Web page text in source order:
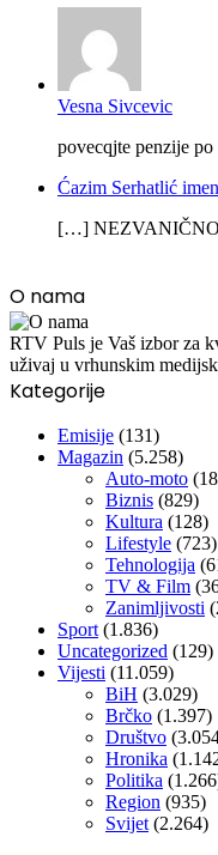
Vesna Sivcevic
povecqjte penzije
Ćazim Serhatlić
[…] NEZVANIČNO:
O nama
RTV Puls je Vaš izbor za
uživaj u vrhunskim
Kategorije
Emisije (131)
Magazin (5.258)
Auto-moto
Biznis (829)
Kultura (128)
Lifestyle (723)
Tehnologija
TV & Film
Zanimljivosti
Sport (1.836)
Uncategorized (129)
Vijesti (11.059)
BiH (3.029)
Brčko (1.397)
Društvo
Hronika
Politika
Region (935)
Svijet (2.264)